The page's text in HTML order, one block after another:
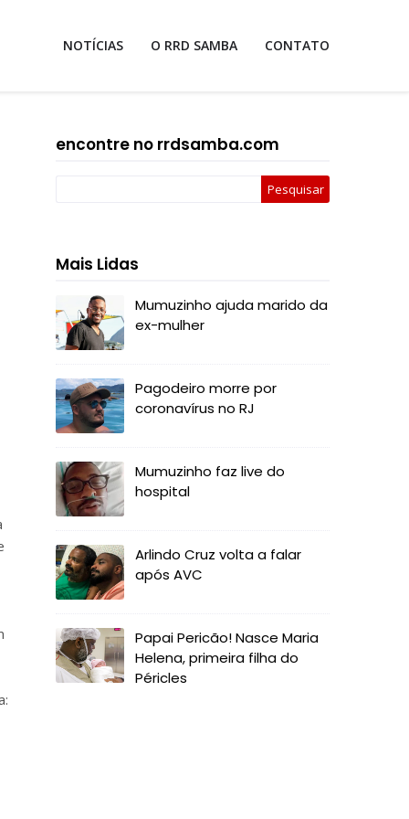
NOTÍCIAS O RRD SAMBA CONTATO
encontre no rrdsamba.com
Mais Lidas
Mumuzinho ajuda marido da
ex-mulher
Pagodeiro morre por
coronavírus no RJ
Mumuzinho faz live do
hospital
Arlindo Cruz volta a falar
após AVC
Papai Pericão! Nasce Maria
Helena, primeira filha do
Péricles